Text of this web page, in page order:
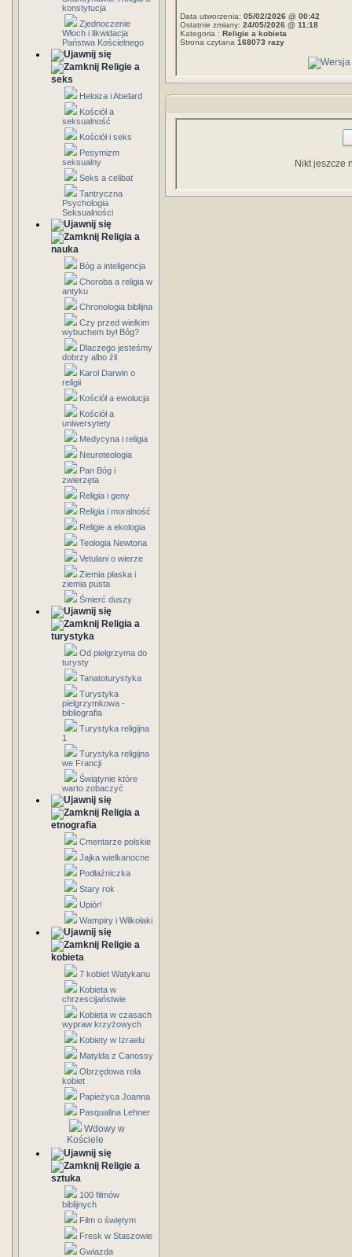
konstytucja
Zjednoczenie
Włoch i likwidacja
Państwa Kościelnego
Religie a
seks
Heloiza i Abelard
Kościół a
seksualność
Kościół i seks
Pesymizm
seksualny
Seks a celibat
Tantryczna
Psychologia
Seksualności
Religia a
nauka
Bóg a inteligencja
Choroba a religia w
antyku
Chronologia biblijna
Czy przed wielkim
wybuchem był Bóg?
Dlaczego jesteśmy
dobrzy albo źli
Karol Darwin o
religii
Kościół a ewolucja
Kościół a
uniwersytety
Medycyna i religia
Neuroteologia
Pan Bóg i
zwierzęta
Religia i geny
Religia i moralność
Religie a ekologia
Teologia Newtona
Vetulani o wierze
Ziemia płaska i
ziemia pusta
Śmierć duszy
Religia a
turystyka
Od pielgrzyma do
turysty
Tanatoturystyka
Turystyka
pielgrzymkowa -
bibliografia
Turystyka religijna
1
Turystyka religijna
we Francji
Świątynie które
warto zobaczyć
Religia a
etnografia
Cmentarze polskie
Jajka wielkanocne
Podłaźniczka
Stary rok
Upiór!
Wampiry i Wilkołaki
Religie a
kobieta
7 kobiet Watykanu
Kobieta w
chrzescijaństwie
Kobieta w czasach
wypraw krzyżowych
Kobiety w Izraelu
Matylda z Canossy
Obrzędowa rola
kobiet
Papieżyca Joanna
Pasqualina Lehner
Wdowy w
Kościele
Religie a
sztuka
100 filmów
biblijnych
Film o świętym
Fresk w Staszowie
Gwiazda
Data utworzenia: 05/02/2026 @ 00:42
Ostatnie zmiany: 24/05/2026 @ 11:18
Kategoria : Religie a kobieta
Strona czytana 168073 razy
Nikt jeszcze